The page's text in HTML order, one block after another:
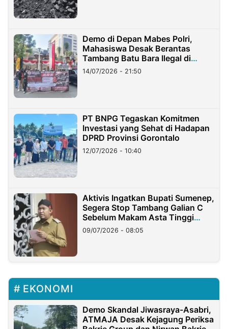
Demo di Depan Mabes Polri,
Mahasiswa Desak Berantas
Tambang Batu Bara Ilegal di
Lampung
14/07/2026 - 21:50
PT BNPG Tegaskan Komitmen
Investasi yang Sehat di Hadapan
DPRD Provinsi Gorontalo
12/07/2026 - 10:40
Aktivis Ingatkan Bupati Sumenep,
Segera Stop Tambang Galian C
Sebelum Makam Asta Tinggi
Longsor
09/07/2026 - 08:05
EKONOMI
Demo Skandal Jiwasraya-Asabri,
ATMAJA Desak Kejagung Periksa